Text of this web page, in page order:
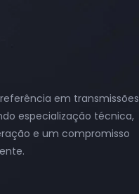
em transmissões
especialização técnica,
e um compromisso